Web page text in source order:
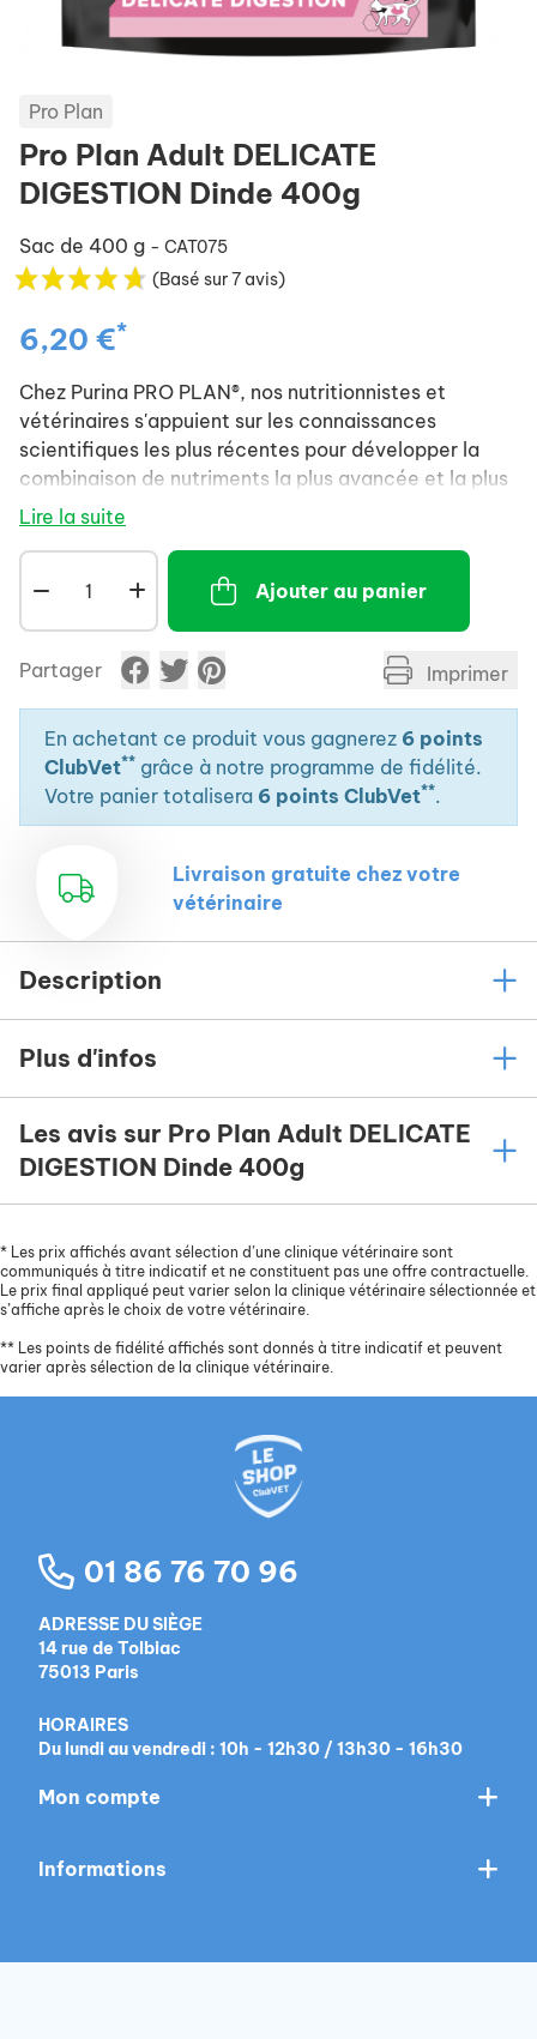
Pro Plan
Pro Plan Adult DELICATE
DIGESTION Dinde 400g
Sac de 400 g - CAT075
(Basé sur 7 avis)
6,20 €*
Chez Purina PRO PLAN®, nos nutritionnistes et
vétérinaires s'appuient sur les connaissances
scientifiques les plus récentes pour développer la
combinaison de nutriments la plus avancée et la plus
efficace pour votre animal. Nos formules aident à
digestibilité et une absorption élevée des nutriments,
afin de soutenir les défenses naturelles et la santé à
long terme de votre animal.
Lire la suite
Ajouter au panier
Partager Imprimer
En achetant ce produit vous gagnerez 6 points
ClubVet** grâce à notre programme de fidélité.
Votre panier totalisera 6 points ClubVet**.
Livraison gratuite chez votre
vétérinaire
Description
Plus d'infos
Les avis sur Pro Plan Adult DELICATE
DIGESTION Dinde 400g
* Les prix affichés avant sélection d’une clinique vétérinaire sont
communiqués à titre indicatif et ne constituent pas une offre contractuelle.
Le prix final appliqué peut varier selon la clinique vétérinaire sélectionnée et
s’affiche après le choix de votre vétérinaire.
** Les points de fidélité affichés sont donnés à titre indicatif et peuvent
varier après sélection de la clinique vétérinaire.
01 86 76 70 96
ADRESSE DU SIÈGE
14 rue de Tolbiac
75013 Paris
HORAIRES
Du lundi au vendredi : 10h - 12h30 / 13h30 - 16h30
Mon compte
Informations